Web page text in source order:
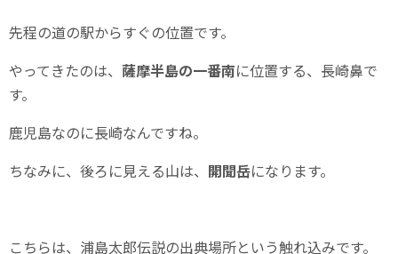
先程の道の駅からすぐの位置です。
やってきたのは、 薩摩半島の一番南に位置する、長崎鼻で
す。
鹿児島なのに長崎なんですね。
ちなみに、後ろに見える山は、 開聞岳になります。
こちらは、浦島太郎伝説の出典場所という触れ込みです。